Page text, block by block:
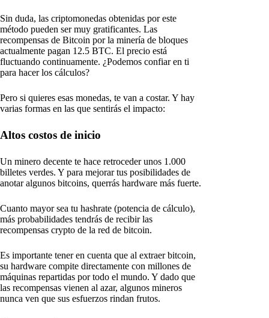
Sin duda, las criptomonedas obtenidas por este
método pueden ser muy gratificantes. Las
recompensas de Bitcoin por la minería de bloques
actualmente pagan 12.5 BTC. El precio está
fluctuando continuamente. ¿Podemos confiar en ti
para hacer los cálculos?
Pero si quieres esas monedas, te van a costar. Y hay
varias formas en las que sentirás el impacto:
Altos costos de inicio
Un minero decente te hace retroceder unos 1.000
billetes verdes. Y para mejorar tus posibilidades de
anotar algunos bitcoins, querrás hardware más fuerte.
Cuanto mayor sea tu hashrate (potencia de cálculo),
más probabilidades tendrás de recibir las
recompensas crypto de la red de bitcoin.
Es importante tener en cuenta que al extraer bitcoin,
su hardware compite directamente con millones de
máquinas repartidas por todo el mundo. Y dado que
las recompensas vienen al azar, algunos mineros
nunca ven que sus esfuerzos rindan frutos.